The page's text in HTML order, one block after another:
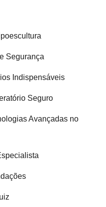
Segurança
Indispensáveis
Seguro
Avançadas no